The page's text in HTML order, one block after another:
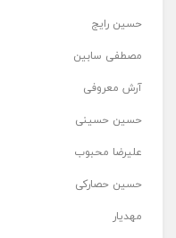
حسین رایج
مصطفی سابین
آرش معروفی
حسین حسینی
علیرضا محبوب
حسین حصارکی
مهدیار